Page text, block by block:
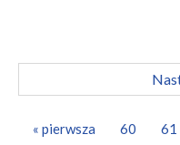
« pierwsza 60 61